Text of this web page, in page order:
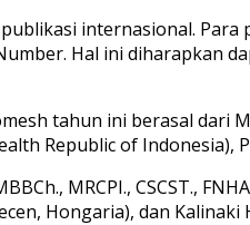
internasional.
Hal ini diharapkan
tahun ini berasal dari
Republic of Indonesia),
MRCPI., CSCST.,
Hongaria), dan